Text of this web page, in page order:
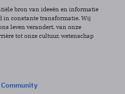
bron van ideeën en informatie
in constante transformatie. Wij
leven verandert, van onze
tot onze cultuur, wetenschap
Community